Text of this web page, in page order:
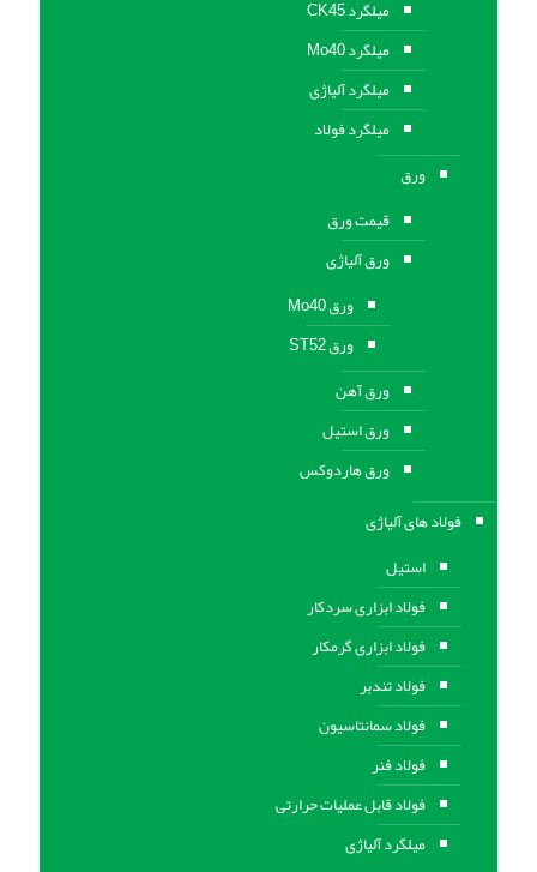
میلگرد CK45
میلگرد Mo40
میلگرد آلیاژی
میلگرد فولاد
ورق
قیمت ورق
ورق آلیاژی
ورق Mo40
ورق ST52
ورق آهن
ورق استيل
ورق هاردوکس
فولاد های آلیاژی
استیل
فولاد ابزاری سردکار
فولاد ابزاری گرمکار
فولاد تندبر
فولاد سمانتاسیون
فولاد فنر
فولاد قابل عملیات حرارتی
ميلگرد آلیاژی